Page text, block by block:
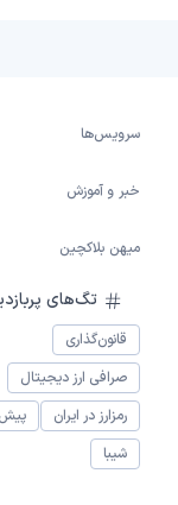
سرویس‌ها
خبر و آموزش
میهن بلاکچین
تگ‌های
قانون‌گذاری
صرافی ارز دیجیتال
رمزارز در ایران
شیبا